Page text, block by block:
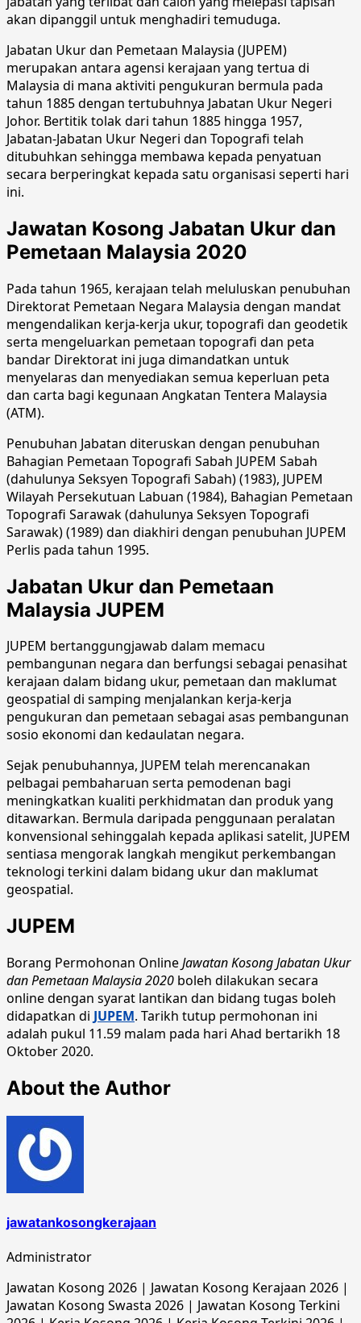
akan dipanggil untuk menghadiri temuduga.
Jabatan Ukur dan Pemetaan Malaysia (JUPEM)
merupakan antara agensi kerajaan yang tertua di
Malaysia di mana aktiviti pengukuran bermula pada
tahun 1885 dengan tertubuhnya Jabatan Ukur Negeri
Johor. Bertitik tolak dari tahun 1885 hingga 1957,
Jabatan-Jabatan Ukur Negeri dan Topografi telah
ditubuhkan sehingga membawa kepada penyatuan
secara berperingkat kepada satu organisasi seperti hari
ini.
Jawatan Kosong Jabatan Ukur dan
Pemetaan Malaysia 2020
Pada tahun 1965, kerajaan telah meluluskan penubuhan
Direktorat Pemetaan Negara Malaysia dengan mandat
mengendalikan kerja-kerja ukur, topografi dan geodetik
serta mengeluarkan pemetaan topografi dan peta
bandar Direktorat ini juga dimandatkan untuk
menyelaras dan menyediakan semua keperluan peta
dan carta bagi kegunaan Angkatan Tentera Malaysia
(ATM).
Penubuhan Jabatan diteruskan dengan penubuhan
Bahagian Pemetaan Topografi Sabah JUPEM Sabah
(dahulunya Seksyen Topografi Sabah) (1983), JUPEM
Wilayah Persekutuan Labuan (1984), Bahagian Pemetaan
Topografi Sarawak (dahulunya Seksyen Topografi
Sarawak) (1989) dan diakhiri dengan penubuhan JUPEM
Perlis pada tahun 1995.
Jabatan Ukur dan Pemetaan
Malaysia JUPEM
JUPEM bertanggungjawab dalam memacu
pembangunan negara dan berfungsi sebagai penasihat
kerajaan dalam bidang ukur, pemetaan dan maklumat
geospatial di samping menjalankan kerja-kerja
pengukuran dan pemetaan sebagai asas pembangunan
sosio ekonomi dan kedaulatan negara.
Sejak penubuhannya, JUPEM telah merencanakan
pelbagai pembaharuan serta pemodenan bagi
meningkatkan kualiti perkhidmatan dan produk yang
ditawarkan. Bermula daripada penggunaan peralatan
konvensional sehinggalah kepada aplikasi satelit, JUPEM
sentiasa mengorak langkah mengikut perkembangan
teknologi terkini dalam bidang ukur dan maklumat
geospatial.
JUPEM
Borang Permohonan OnlineJawatan Kosong Jabatan Ukur
dan Pemetaan Malaysia 2020 boleh dilakukan secara
online dengan syarat lantikan dan bidang tugas boleh
didapatkan di JUPEM. Tarikh tutup permohonan ini
adalah pukul 11.59 malam pada hari Ahad bertarikh 18
Oktober 2020.
About the Author
jawatankosongkerajaan
Administrator
Jawatan Kosong 2026 | Jawatan Kosong Kerajaan 2026 |
Jawatan Kosong Swasta 2026 | Jawatan Kosong Terkini